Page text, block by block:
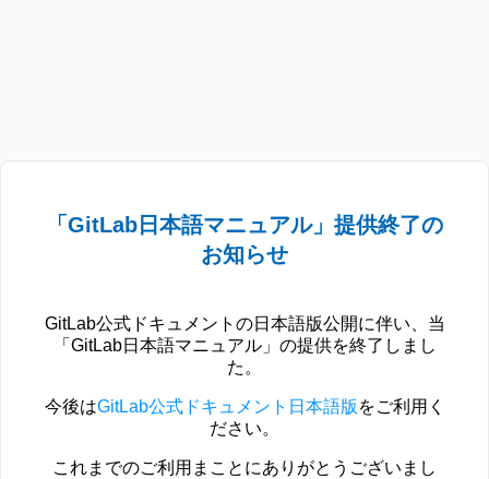
「GitLab日本語マニュアル」提供終了の
お知らせ
GitLab公式ドキュメントの日本語版公開に伴い、当
「GitLab日本語マニュアル」の提供を終了しまし
た。
今後はGitLab公式ドキュメント日本語版 をご利用く
ださい。
これまでのご利用まことにありがとうございまし